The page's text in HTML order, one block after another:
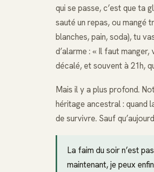
qui se passe, c’est que ta
sauté un repas, ou mangé
blanches, pain, soda), tu
d’alarme : « Il faut
décalé, et souvent à 21h,
Mais il y a plus profond.
héritage ancestral : quand
de survivre. Sauf
La faim du soir n’est
maintenant, je peux